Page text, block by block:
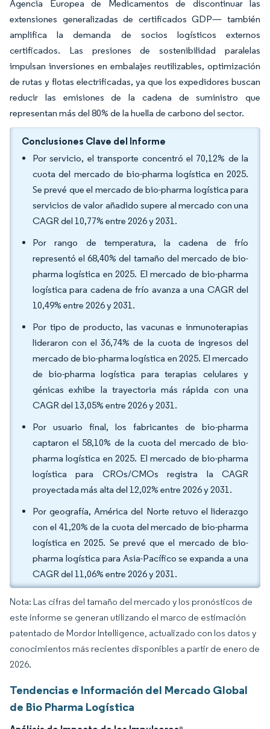
Agencia Europea de Medicamentos de discontinuar las
extensiones generalizadas de certificados GDP— también
amplifica la demanda de socios logísticos externos
certificados. Las presiones de sostenibilidad paralelas
impulsan inversiones en embalajes reutilizables, optimización
de rutas y flotas electrificadas, ya que los expedidores buscan
reducir las emisiones de la cadena de suministro que
representan más del 80% de la huella de carbono del sector.
Conclusiones Clave del Informe
Por servicio, el transporte concentró el 70,12% de la
cuota del mercado de bio-pharma logística en 2025.
Se prevé que el mercado de bio-pharma logística para
servicios de valor añadido supere al mercado con una
CAGR del 10,77% entre 2026 y 2031.
Por rango de temperatura, la cadena de frío
representó el 68,40% del tamaño del mercado de bio-
pharma logística en 2025. El mercado de bio-pharma
logística para cadena de frío avanza a una CAGR del
10,49% entre 2026 y 2031.
Por tipo de producto, las vacunas e inmunoterapias
lideraron con el 36,74% de la cuota de ingresos del
mercado de bio-pharma logística en 2025. El mercado
de bio-pharma logística para terapias celulares y
génicas exhibe la trayectoria más rápida con una
CAGR del 13,05% entre 2026 y 2031.
Por usuario final, los fabricantes de bio-pharma
captaron el 58,10% de la cuota del mercado de bio-
pharma logística en 2025. El mercado de bio-pharma
logística para CROs/CMOs registra la CAGR
proyectada más alta del 12,02% entre 2026 y 2031.
Por geografía, América del Norte retuvo el liderazgo
con el 41,20% de la cuota del mercado de bio-pharma
logística en 2025. Se prevé que el mercado de bio-
pharma logística para Asia-Pacífico se expanda a una
CAGR del 11,06% entre 2026 y 2031.
Nota: Las cifras del tamaño del mercado y los pronósticos de
este informe se generan utilizando el marco de estimación
patentado de Mordor Intelligence, actualizado con los datos y
conocimientos más recientes disponibles a partir de enero de
2026.
Tendencias e Información del Mercado Global
de Bio Pharma Logística